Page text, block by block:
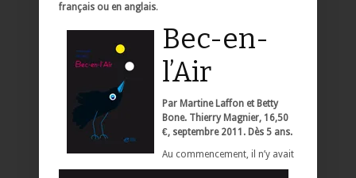
français ou en anglais.
Bec-en-
l’Air
Par Martine Laffon et Betty
Bone. Thierry Magnier, 16,50
€, septembre 2011. Dès 5 ans.
Au commencement, il n’y avait